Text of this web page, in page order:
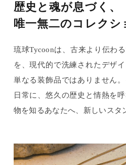
歴史と魂が息づく、
唯一無二のコレクシ
琉球Tycoonは、古来より伝わ
を、現代的で洗練されたデザ
単なる装飾品ではありません
日常に、悠久の歴史と情熱を
物を知るあなたへ、新しいスタ